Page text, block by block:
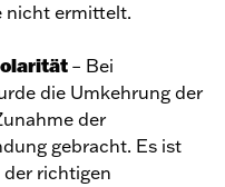
nicht ermittelt.
– Bei
die Umkehrung der
der
gebracht. Es ist
richtigen